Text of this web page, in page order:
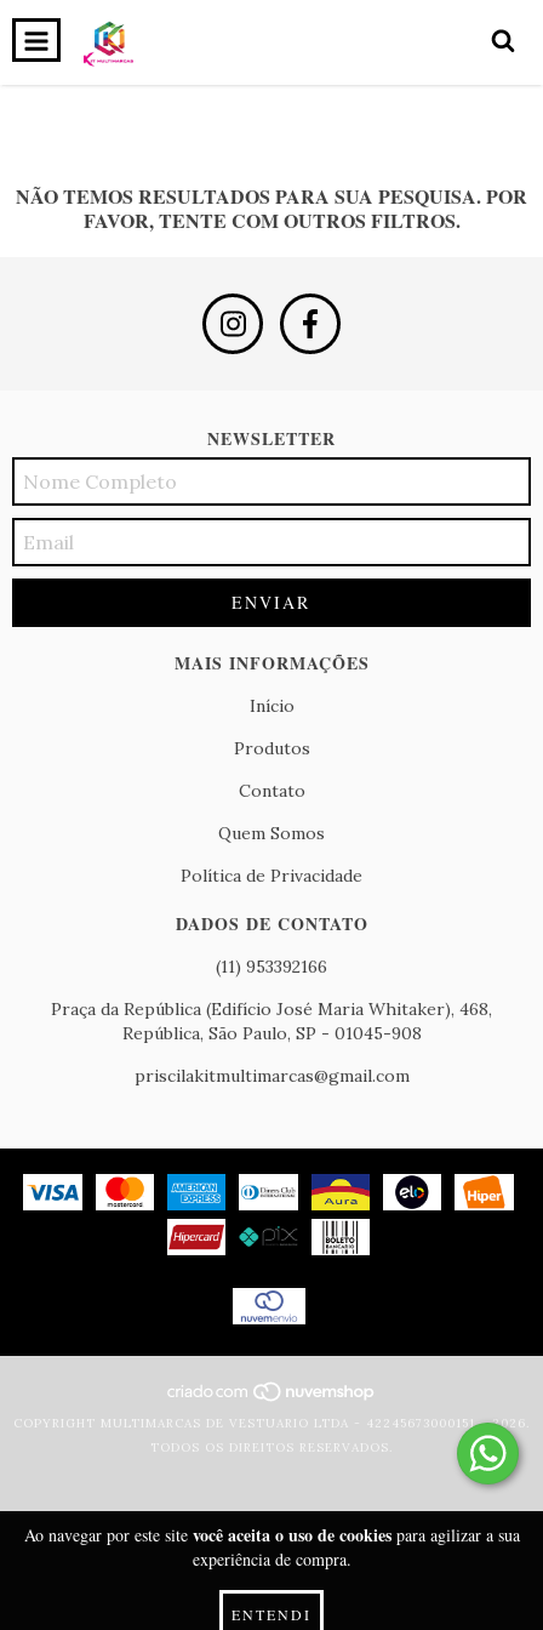
Ao navegar por este site você aceita o uso de cookiespara agilizar a sua
experiência de compra.
ENTENDI
INÍCIO CARRINHO 0
NÃO TEMOS RESULTADOS PARA SUA PESQUISA. POR
FAVOR, TENTE COM OUTROS FILTROS.
NEWSLETTER
MAIS INFORMAÇÕES
Início
Produtos
Contato
Quem Somos
Política de Privacidade
DADOS DE CONTATO
(11) 953392166
Praça da República (Edifício José Maria Whitaker), 468,
República, São Paulo, SP - 01045-908
priscilakitmultimarcas@gmail.com
COPYRIGHT MULTIMARCAS DE VESTUARIO LTDA - 42245673000151 - 2026.
TODOS OS DIREITOS RESERVADOS.